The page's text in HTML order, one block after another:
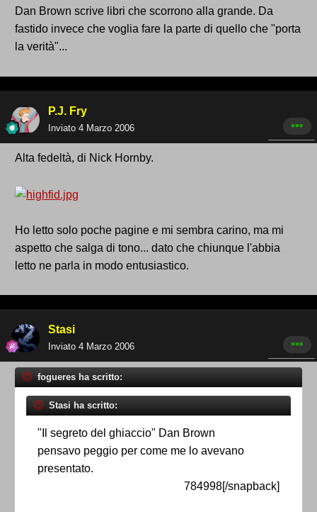
Dan Brown scrive libri che scorrono alla grande. Da
fastido invece che voglia fare la parte di quello che "porta
la verità"...
P.J. Fry
Inviato 4 Marzo 2006
Alta fedeltà, di Nick Hornby.
Ho letto solo poche pagine e mi sembra carino, ma mi
aspetto che salga di tono... dato che chiunque l'abbia
letto ne parla in modo entusiastico.
Stasi
Inviato 4 Marzo 2006
fogueres ha scritto:
Stasi ha scritto:
"Il segreto del ghiaccio" Dan Brown
pensavo peggio per come me lo avevano
presentato.
784998[/snapback]